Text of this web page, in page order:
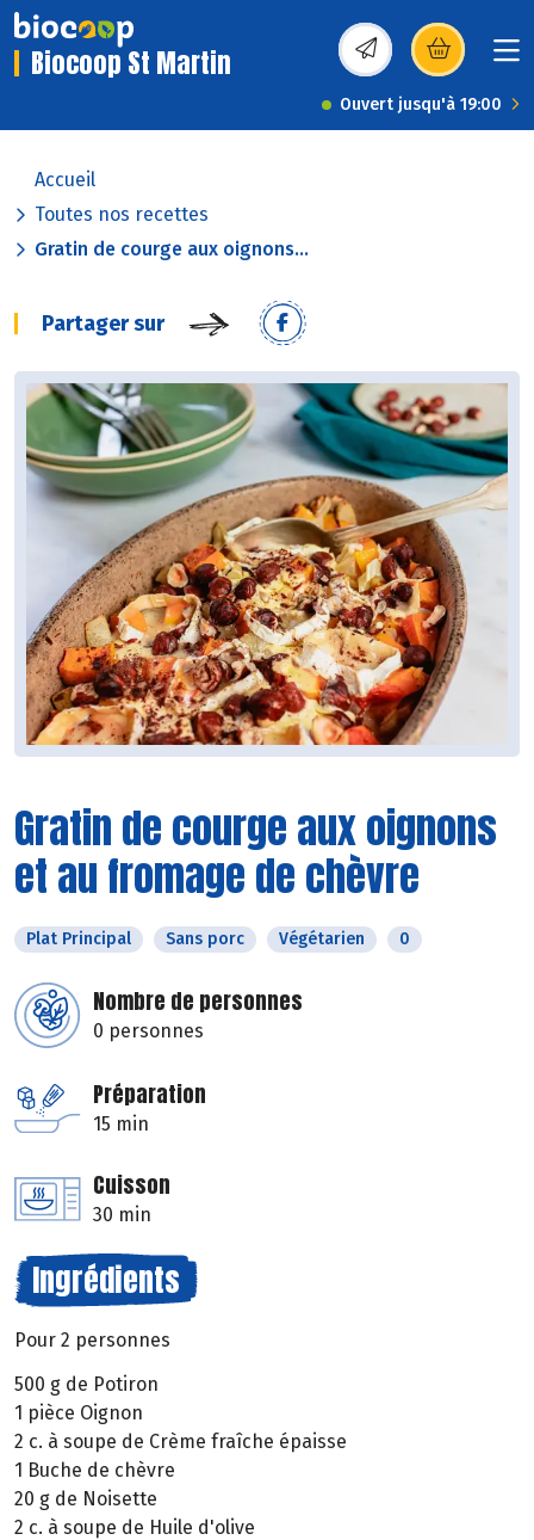
Biocoop St Martin (s’ouvre dans une
Ouvert jusqu'à 19:00
Accueil
Toutes nos recettes
Gratin de courge aux oignons...
Partager sur
Gratin de courge aux oignons
et au fromage de chèvre
Plat Principal Sans porc Végétarien 0
Nombre de personnes
0 personnes
Préparation
15 min
Cuisson
30 min
Ingrédients
Pour 2 personnes
500 g de Potiron
1 pièce Oignon
2 c. à soupe de Crème fraîche épaisse
1 Buche de chèvre
20 g de Noisette
2 c. à soupe de Huile d'olive